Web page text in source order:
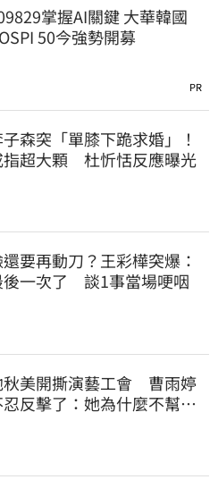
掌握AI關鍵 大華韓國
50今強勢開募
PR
森突「單膝下跪求婚」！
指超大顆 杜忻恬反應曝光
要再動刀？王彩樺突爆：
後一次了 談1事當場哽咽
秋美開撕演藝工會 曹雨婷
忍反擊了：她為什麼不幫田